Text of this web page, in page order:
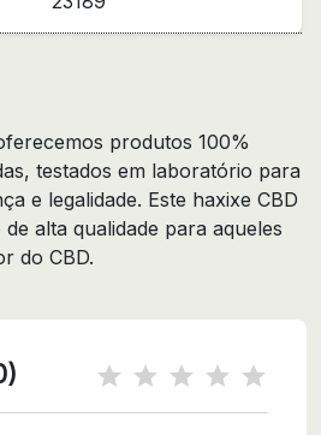
produtos 100%
testados em laboratório para
e legalidade. Este haxixe CBD
alta qualidade para aqueles
do CBD.